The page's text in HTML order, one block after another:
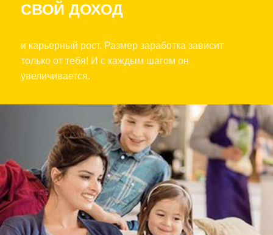
СВОЙ ДОХОД
и карьерный рост. Размер заработка зависит
только от тебя! И с каждым шагом он
увеличивается.